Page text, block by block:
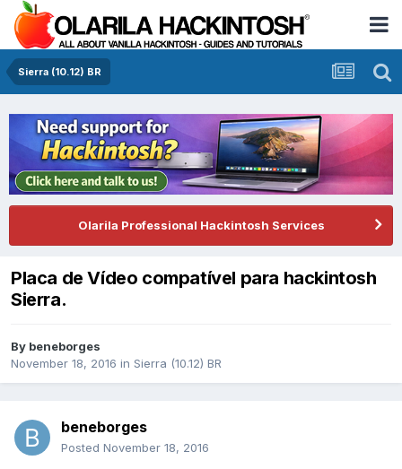
Sierra (10.12) BR
Olarila Professional Hackintosh Services
Placa de Vídeo compatível para hackintosh
Sierra.
By beneborges
November 18, 2016 in Sierra (10.12) BR
beneborges
Posted November 18, 2016